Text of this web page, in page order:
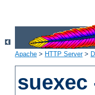
Apache > HTTP Server>
suexec